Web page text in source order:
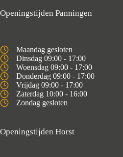
Openingstijden Panningen
Maandag gesloten
Dinsdag 09:00 - 17:00
Woensdag 09:00 - 17:00
Donderdag 09:00 - 17:00
Vrijdag 09:00 - 17:00
Zaterdag 10:00 - 16:00
Zondag gesloten
Openingstijden Horst